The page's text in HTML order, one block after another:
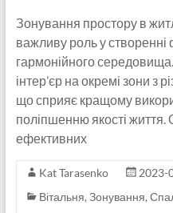
Зонування простору в
важливу роль у створенні
гармонійного
інтер’єр на окремі зони з
що сприяє кращому
поліпшенню якості життя.
ефективних
Kat Tarasenko
2023-
Вітальня, Зонування,